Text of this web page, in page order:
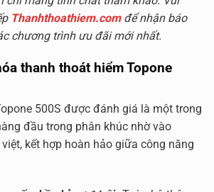
Thanhthoathiem.comđể nhận báo
chương trình ưu đãi mới nhất.
thanh thoát hiểm Topone
500S được đánh giá là một trong
đầu trong phân khúc nhờ vào
kết hợp hoàn hảo giữa công năng